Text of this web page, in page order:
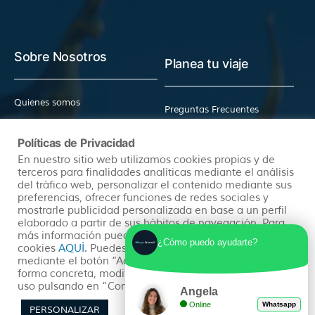
Sobre Nosotros
Quienes somos
(+34) 602 259 028
info@hayatravel.com
Mapa Web
Planea tu viaje
Preguntas Frecuentes
Productos
Ofertas
Viajes Organizados
Lunas de Miel
Circuitos en Autocar
Políticas
Condiciones Generales
Aviso Legal
Política de Privacidad
Política de Cookies
Políticas de Privacidad
En nuestro sitio web utilizamos cookies propias y de
terceros para finalidades analíticas mediante el análisis
del tráfico web, personalizar el contenido mediante sus
preferencias, ofrecer funciones de redes sociales y
mostrarle publicidad personalizada en base a un perfil
elaborado a partir de sus hábitos de navegación. Para
más información puedes consultar nuestra política de
cookies AQUÍ. Puedes aceptar todas las cookies
mediante el botón “Aceptar” o puedes aceptarlas de
forma concreta, modificar su selección o rechazar su
uso pulsando en “Configuración de Privacidad”.
PERSONALIZAR
¿Cómo puedo ayudarte?
Angela
Online Whatsapp